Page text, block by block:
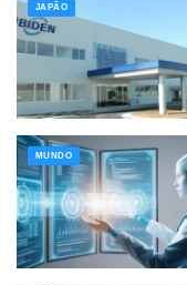
JAPÃO
MUNDO